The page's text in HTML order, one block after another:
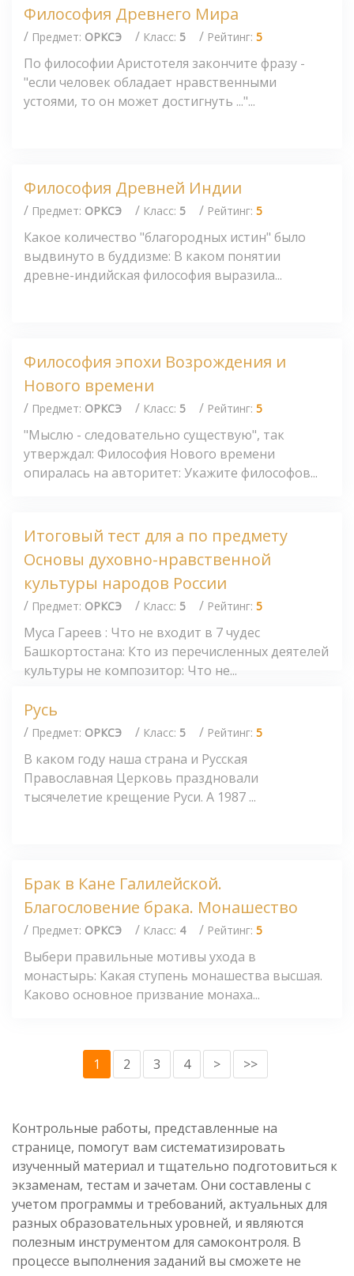
Философия Древнего Мира
/ Предмет: ОРКСЭ / Класс: 5 / Рейтинг: 5
По философии Аристотеля закончите фразу -
"если человек обладает нравственными
устоями, то он может достигнуть ..."...
Философия Древней Индии
/ Предмет: ОРКСЭ / Класс: 5 / Рейтинг: 5
Какое количество "благородных истин" было
выдвинуто в буддизме: В каком понятии
древне-индийская философия выразила...
Философия эпохи Возрождения и
Нового времени
/ Предмет: ОРКСЭ / Класс: 5 / Рейтинг: 5
"Мыслю - следовательно существую", так
утверждал: Философия Нового времени
опиралась на авторитет: Укажите философов...
Итоговый тест для а по предмету
Основы духовно-нравственной
культуры народов России
/ Предмет: ОРКСЭ / Класс: 5 / Рейтинг: 5
Муса Гареев : Что не входит в 7 чудес
Башкортостана: Кто из перечисленных деятелей
культуры не композитор: Что не...
Русь
/ Предмет: ОРКСЭ / Класс: 5 / Рейтинг: 5
В каком году наша страна и Русская
Православная Церковь праздновали
тысячелетие крещение Руси. А 1987 ...
Брак в Кане Галилейской.
Благословение брака. Монашество
/ Предмет: ОРКСЭ / Класс: 4 / Рейтинг: 5
Выбери правильные мотивы ухода в
монастырь: Какая ступень монашества высшая.
Каково основное призвание монаха...
1 2 3 4 > >>
Контрольные работы, представленные на
странице, помогут вам систематизировать
изученный материал и тщательно подготовиться к
экзаменам, тестам и зачетам. Они составлены с
учетом программы и требований, актуальных для
разных образовательных уровней, и являются
полезным инструментом для самоконтроля. В
процессе выполнения заданий вы сможете не